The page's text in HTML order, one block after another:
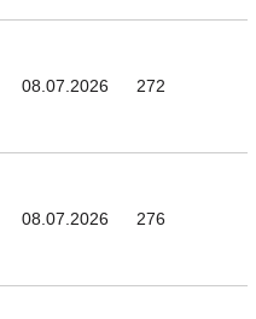
08.07.2026 272
08.07.2026 276